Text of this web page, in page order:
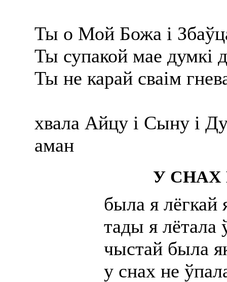
Ты о Мой Божа і
Ты супакой мае думкі
Ты не карай сваім
хвала Айцу і Сыну і
аман
У СНАХ
была я лёгкай
тады я лётала
чыстай была
у снах не